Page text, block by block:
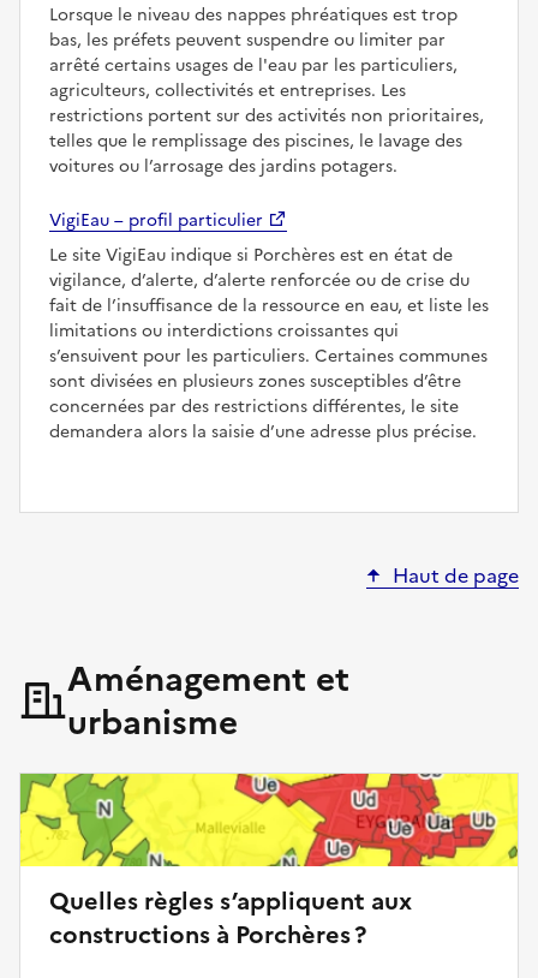
Lorsque le niveau des nappes phréatiques est trop
bas, les préfets peuvent suspendre ou limiter par
arrêté certains usages de l'eau par les particuliers,
agriculteurs, collectivités et entreprises. Les
restrictions portent sur des activités non prioritaires,
telles que le remplissage des piscines, le lavage des
voitures ou l’arrosage des jardins potagers.
VigiEau – profil particulier
Le site VigiEau indique si Porchères est en état de
vigilance, d’alerte, d’alerte renforcée ou de crise du
fait de l’insuffisance de la ressource en eau, et liste les
limitations ou interdictions croissantes qui
s’ensuivent pour les particuliers. Certaines communes
sont divisées en plusieurs zones susceptibles d’être
concernées par des restrictions différentes, le site
demandera alors la saisie d’une adresse plus précise.
Haut de page
Aménagement et
urbanisme
Quelles règles s’appliquent aux
constructions à Porchères ?